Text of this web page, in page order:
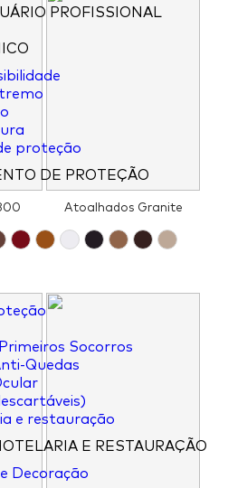
PROFISSIONAL
proteção
DE PROTEÇÃO
Socorros
Quedas
e restauração
E RESTAURAÇÃO
Decoração
Atoalhados Granite